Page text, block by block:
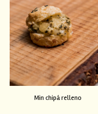
Min chipá relleno